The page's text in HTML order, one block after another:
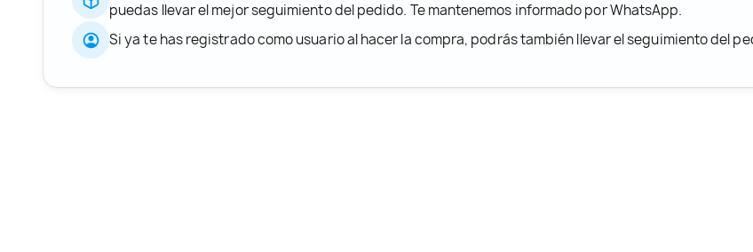
puedas llevar el mejor seguimiento del pedido. Te mantenemos informado por WhatsApp.
Si ya te has registrado como usuario al hacer la compra, podrás también llevar el seguimiento del